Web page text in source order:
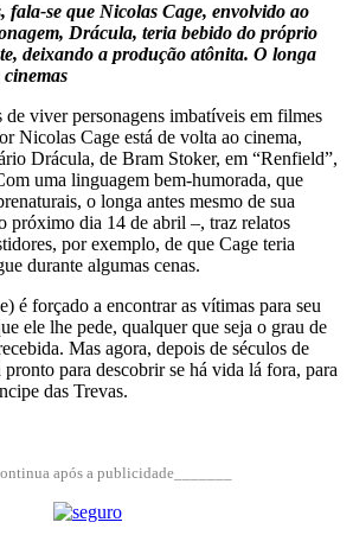
fala-se que Nicolas Cage, envolvido ao
Drácula, teria bebido do próprio
deixando a produção atônita. O longa
de viver personagens imbatíveis em filmes
Nicolas Cage está de volta ao cinema,
Drácula, de Bram Stoker, em “Renfield”,
uma linguagem bem-humorada, que
o longa antes mesmo de sua
próximo dia 14 de abril –, traz relatos
por exemplo, de que Cage teria
durante algumas cenas.
é forçado a encontrar as vítimas para seu
ele lhe pede, qualquer que seja o grau de
Mas agora, depois de séculos de
para descobrir se há vida lá fora, para
das Trevas.
após a publicidade_______